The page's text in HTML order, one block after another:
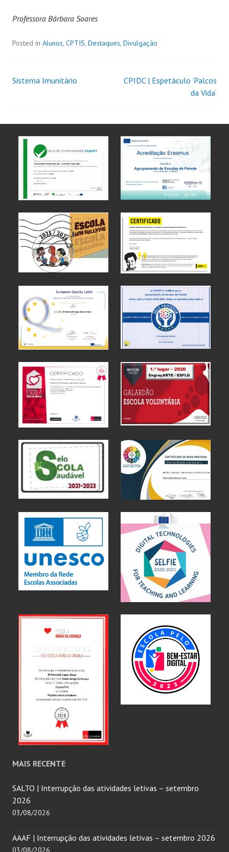
Professora Bárbara Soares
Posted in Alunos, CPTIS, Destaques, Divulgação
Sistema Imunitário
CPIDC | Espetáculo ‘Palcos
da Vida’
MAIS RECENTE
SALTO | Interrupção das atividades letivas – setembro
2026
03/08/2026
AAAF | Interrupção das atividades letivas – setembro 2026
03/08/2026